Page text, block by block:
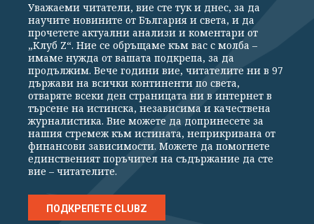
Общи условия
Политика за поверителност
Реклама
Партньори Контакти
За Клуб Z
Екип
Подкрепете ни
Издател на www.clubz.bg е „Клуб Зебра Медия“ ЕООД, София, ул. "Алеко
Константинов" 3. Всички права запазени 2026 „Клуб Зебра Медия“
Препечатването на материали, снимки и видео от www.clubz.bg без
разрешение ще бъде преследвано по съдебен път, съгласно
ОБЩИТЕ УСЛОВИЯ
Уважаеми читатели, вие сте тук и днес, за да
научите новините от България и света, и да
прочетете актуални анализи и коментари от
„Клуб Z“. Ние се обръщаме към вас с молба –
имаме нужда от вашата подкрепа, за да
продължим. Вече години вие, читателите ни в 97
държави на всички континенти по света,
отваряте всеки ден страницата ни в интернет в
търсене на истинска, независима и качествена
журналистика. Вие можете да допринесете за
нашия стремеж към истината, неприкривана от
финансови зависимости. Можете да помогнете
единственият поръчител на съдържание да сте
вие – читателите.
ПОДКРЕПЕТЕ CLUBZ